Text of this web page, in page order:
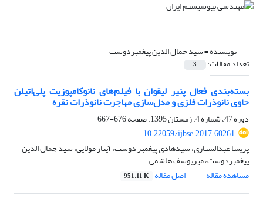
نویسنده =سید جمال الدین پیغمبردوست
تعداد مقالات: 3
بسته‌بندی فعال پنیر لیقوان با فیلم‌های نانوکامپوزیت پلی‌اتیلن
حاوی نانوذرات فلزی و مدل‌سازی مهاجرت نانوذرات نقره
دوره 47، شماره 4، زمستان 1395، صفحه
676-667
10.22059/ijbse.2017.60261
پریسا عبدالستاری، سیدهادی پیغمبر دوست، آیناز مولایی، سید جمال الدین
پیغمبردوست، میریوسف هاشمی
مشاهده مقاله
اصل مقاله 951.11 K